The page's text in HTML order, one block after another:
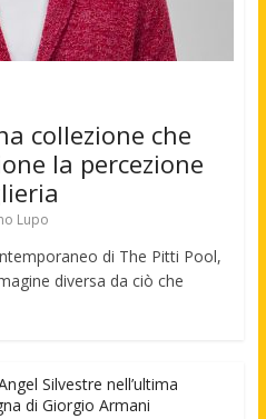
collezione che
la percezione
Lupo
di The Pitti Pool,
diversa da ciò che
Silvestre nell’ultima
di Giorgio Armani